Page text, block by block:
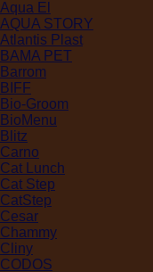
Aqua El
AQUA STORY
Atlantis Plast
BAMA PET
Barrom
BIFF
Bio-Groom
BioMenu
Blitz
Carno
Cat Lunch
Cat Step
CatStep
Cesar
Chammy
Cliny
CODOS